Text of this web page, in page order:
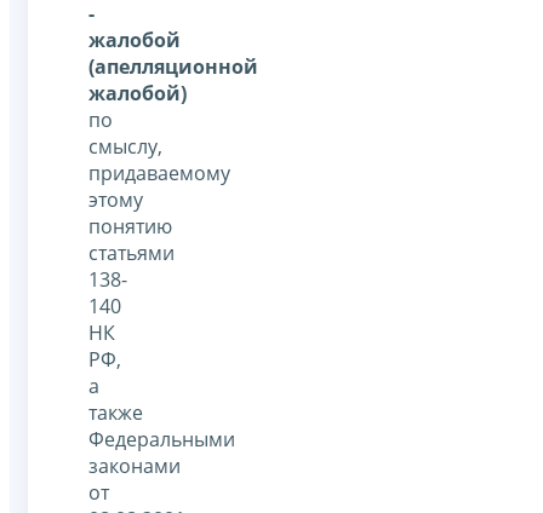
-
жалобой
(апелляционной
жалобой)
по
смыслу,
придаваемому
этому
понятию
статьями
138-
140
НК
РФ,
а
также
Федеральными
законами
от